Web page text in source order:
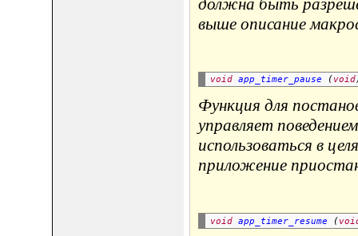
выше описание
void app_timer_pause (void
Функция для
управляет
использоваться в
приложение
void app_timer_resume (